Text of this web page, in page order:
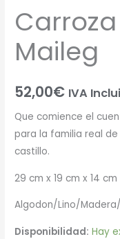
Maileg
52,00€ IVA
Que comience el
para la familia real
castillo.
29 cm x 19 cm x 14 cm
Algodon/Lino/
Disponibilidad: Hay